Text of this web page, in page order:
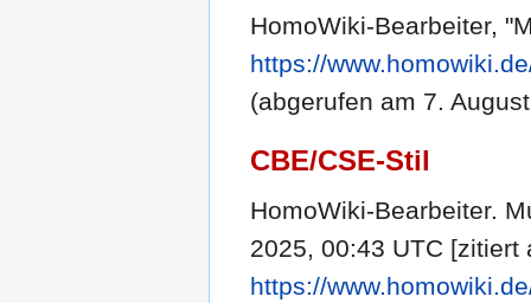
HomoWiki-Bearbeiter,
https://
(abgerufen am 7.
CBE/CSE-Stil
HomoWiki-Bearbeiter.
2025, 00:43 UTC [zitiert
https://